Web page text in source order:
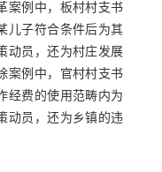
案例中，板村村支书
儿子符合条件后为其
动员，还为村庄发展
案例中，官村村支书
经费的使用范畴内为
动员，还为乡镇的违